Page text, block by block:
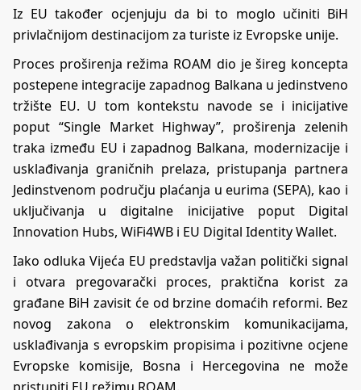
Iz EU također ocjenjuju da bi to moglo učiniti BiH
privlačnijom destinacijom za turiste iz Evropske unije.
Proces proširenja režima ROAM dio je šireg koncepta
postepene integracije zapadnog Balkana u jedinstveno
tržište EU. U tom kontekstu navode se i inicijative
poput “Single Market Highway”, proširenja zelenih
traka između EU i zapadnog Balkana, modernizacije i
usklađivanja graničnih prelaza, pristupanja partnera
Jedinstvenom području plaćanja u eurima (SEPA), kao i
uključivanja u digitalne inicijative poput Digital
Innovation Hubs, WiFi4WB i EU Digital Identity Wallet.
Iako odluka Vijeća EU predstavlja važan politički signal
i otvara pregovarački proces, praktična korist za
građane BiH zavisit će od brzine domaćih reformi. Bez
novog zakona o elektronskim komunikacijama,
usklađivanja s evropskim propisima i pozitivne ocjene
Evropske komisije, Bosna i Hercegovina ne može